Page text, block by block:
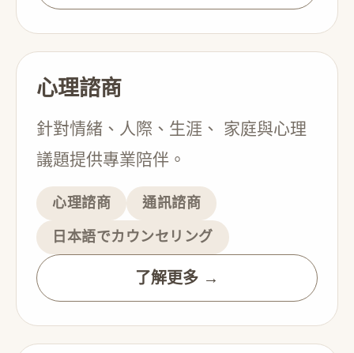
心理諮商
針對情緒、人際、生涯、 家庭與心理
議題提供專業陪伴。
心理諮商 通訊諮商
日本語でカウンセリング
了解更多 →